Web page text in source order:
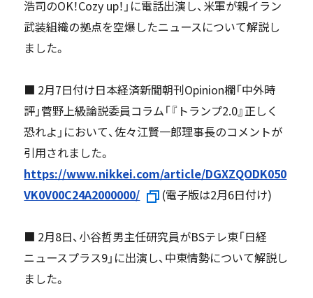
浩司のOK！Cozy up！」に電話出演し、米軍が親イラン
武装組織の拠点を空爆したニュースについて解説し
ました。
■ 2月7日付け日本経済新聞朝刊Opinion欄「中外時
評」菅野上級論説委員コラム「『トランプ2.0』正しく
恐れよ」において、佐々江賢一郎理事長のコメントが
引用されました。
https://www.nikkei.com/article/DGXZQODK050
VK0V00C24A2000000/
(電子版は2月6日付け)
■ 2月8日、小谷哲男主任研究員がBSテレ東「日経
ニュースプラス9」に出演し、中東情勢について解説し
ました。